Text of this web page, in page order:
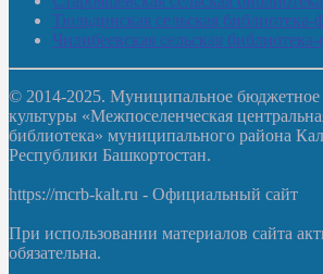
Тюльдинская сельская
Чилибеевская сельская
© 2014-2025. Муниципальное бюджетное
культуры «Межпоселенческая
библиотека» муниципального района
Республики Башкортостан.
https://mcrb-kalt.ru - Официальный сайт
При использовании материалов сайта
обязательна.